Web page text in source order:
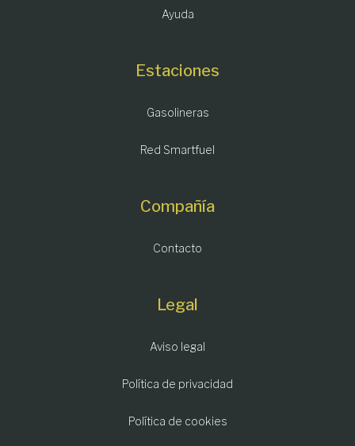
Ayuda
Estaciones
Gasolineras
Red Smartfuel
Compañía
Contacto
Legal
Aviso legal
Política de privacidad
Política de cookies